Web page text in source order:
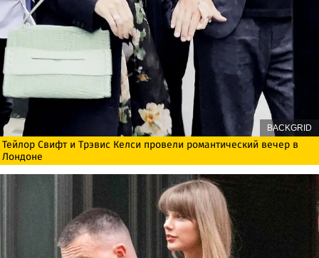
BACKGRID
Тейлор Свифт и Трэвис Келси провели романтический вечер в
Лондоне